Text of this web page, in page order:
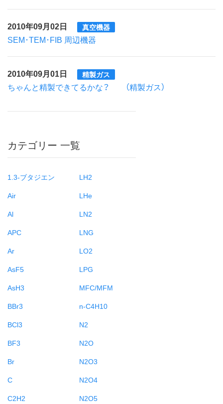
2010年09月02日 真空機器
SEM･TEM･FIB 周辺機器
2010年09月01日 精製ガス
ちゃんと精製できてるかな？ （精製ガス）
カテゴリー 一覧
1.3-ブタジエン
Air
Al
APC
Ar
AsF5
AsH3
BBr3
BCl3
BF3
Br
C
C2H2
LH2
LHe
LN2
LNG
LO2
LPG
MFC/MFM
n-C4H10
N2
N2O
N2O3
N2O4
N2O5